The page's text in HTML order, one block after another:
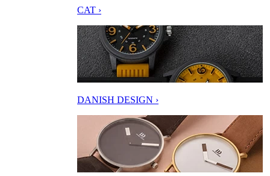
CAT ›
DANISH DESIGN ›